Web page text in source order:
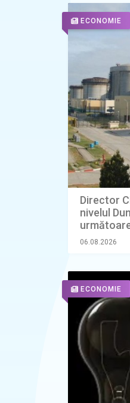
ECONOMIE
Director
nivelul
Reactorul
06.08.2026
ECONOMIE